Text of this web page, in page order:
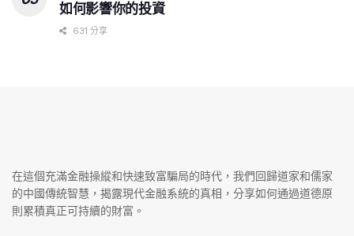
如何影響你的投資
631 分享
在這個充滿金融操縱和快速致富騙局的時代，我們回歸道家和儒家
的中國傳統智慧，揭露現代金融系統的真相，分享如何通過道德原
則累積真正可持續的財富。